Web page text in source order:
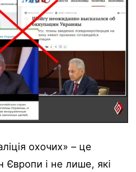
охочих» – це
Європи і не лише, які